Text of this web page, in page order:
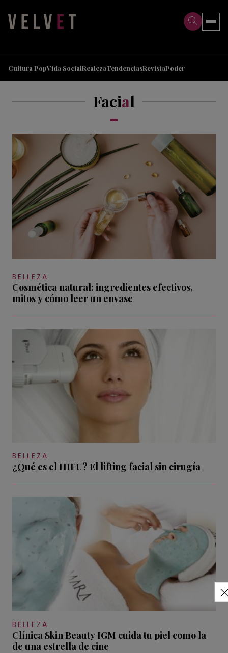
Cultura PopVida SocialRealezaTendenciasRevistaPoder
Facial
BELLEZA
Cosmética natural: ingredientes efectivos,
mitos y cómo leer un envase
BELLEZA
¿Qué es el HIFU? El lifting facial sin cirugía
BELLEZA
Clínica Skin Beauty IGM cuida tu piel como la
de una estrella de cine